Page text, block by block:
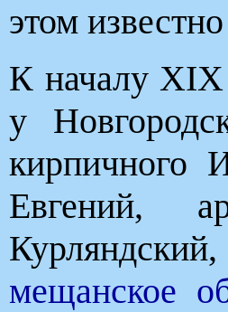
этом
К началу XIX
у
кирпичного
Евгений,
мещанское